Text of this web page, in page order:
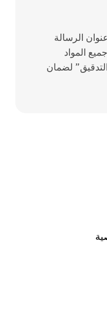
الرسالة
المواد
لضمان